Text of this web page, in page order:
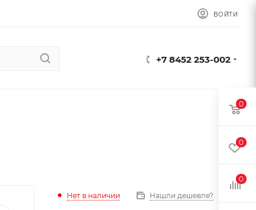
ВОЙТИ
+7 8452 253-002
Нет в наличии Нашли дешевле?
0
0
0